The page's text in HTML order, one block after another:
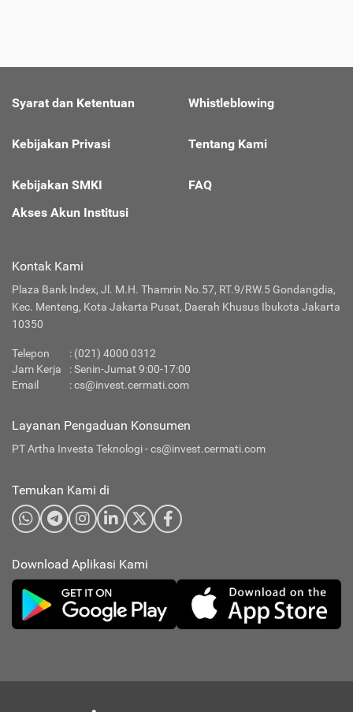
Syarat dan Ketentuan
Kebijakan Privasi
Kebijakan SMKI
Whistleblowing
Tentang Kami
FAQ
Akses Akun Institusi
Kontak Kami
Plaza Bank Index, Jl. M.H. Thamrin No.57, RT.9/RW.5 Gondangdia,
Kec. Menteng, Kota Jakarta Pusat, Daerah Khusus Ibukota Jakarta
10350
Telepon
: (021) 4000 0312
Jam Kerja
: Senin-Jumat 9:00-17:00
Email
:cs@invest.cermati.com
Layanan Pengaduan Konsumen
PT Artha Investa Teknologi -cs@invest.cermati.com
Temukan Kami di
Download Aplikasi Kami